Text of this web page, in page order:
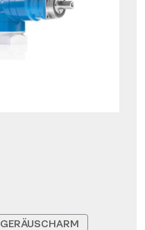
GERÄUSCHARM